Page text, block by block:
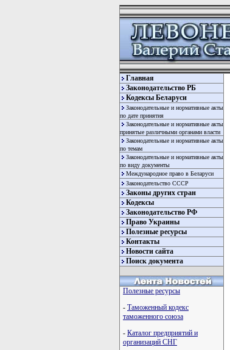
Главная
Законодательство РБ
Кодексы Беларуси
Законодательные и нормативные акты
по дате принятия
Законодательные и нормативные акты
принятые различными органами власти
Законодательные и нормативные акты
по темам
Законодательные и нормативные акты
по виду документы
Международное право в Беларуси
Законодательство СССР
Законы других стран
Кодексы
Законодательство РФ
Право Украины
Полезные ресурсы
Контакты
Новости сайта
Поиск документа
Полезные ресурсы
- Таможенный кодекс
таможенного союза
- Каталог предприятий и
организаций СНГ